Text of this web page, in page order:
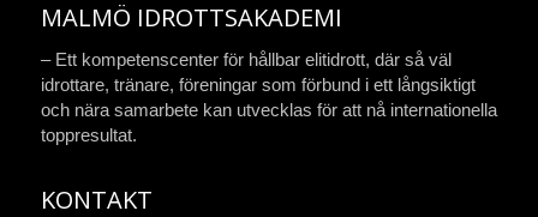
MALMÖ IDROTTSAKADEMI
– Ett kompetenscenter för hållbar elitidrott, där så väl
idrottare, tränare, föreningar som förbund i ett långsiktigt
och nära samarbete kan utvecklas för att nå internationella
toppresultat.
KONTAKT